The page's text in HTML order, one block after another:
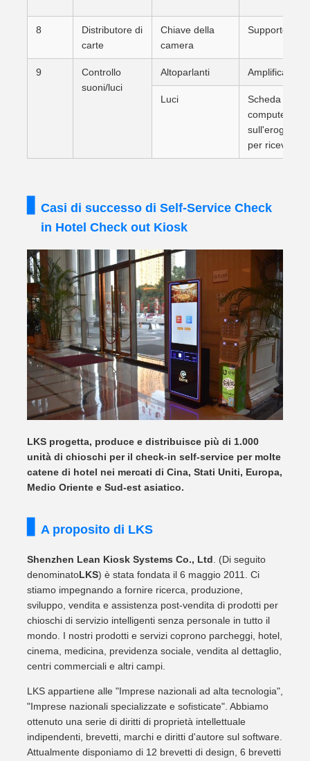
8
Distributore di
carte
Chiave della
camera
Supporto per
9
Controllo
suoni/luci
Altoparlanti Amplificatore
Luci
Scheda di
computer e
per ricevute,
Casi di successo di Self-Service Check
in Hotel Check out Kiosk
LKS progetta, produce e distribuisce più di 1.000
unità di chioschi per il check-in self-service per molte
catene di hotel nei mercati di Cina, Stati Uniti, Europa,
Medio Oriente e Sud-est asiatico.
A proposito di LKS
Shenzhen Lean Kiosk Systems Co., Ltd. (Di seguito
denominatoLKS) è stata fondata il 6 maggio 2011. Ci
stiamo impegnando a fornire ricerca, produzione,
sviluppo, vendita e assistenza post-vendita di prodotti per
chioschi di servizio intelligenti senza personale in tutto il
mondo. I nostri prodotti e servizi coprono parcheggi, hotel,
cinema, medicina, previdenza sociale, vendita al dettaglio,
centri commerciali e altri campi.
LKS appartiene alle "Imprese nazionali ad alta tecnologia",
"Imprese nazionali specializzate e sofisticate". Abbiamo
ottenuto una serie di diritti di proprietà intellettuale
indipendenti, brevetti, marchi e diritti d'autore sul software.
Attualmente disponiamo di 12 brevetti di design, 6 brevetti